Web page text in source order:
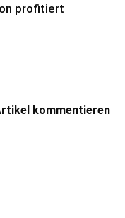
profitiert
kommentieren